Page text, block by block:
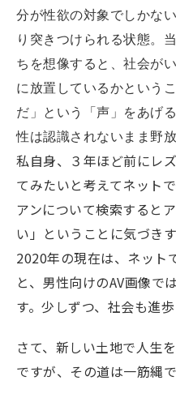
分が性欲の対象でしかな
り突きつけられる状態。
ちを想像すると、社会が
に放置しているかという
だ」という「声」をあげ
性は認識されないまま野
私自身、３年ほど前にレ
てみたいと考えてネット
アンについて検索すると
い」ということに気づき
2020年の現在は、ネット
と、男性向けのAV画像で
す。少しずつ、社会も進
さて、新しい土地で人生
ですが、その道は一筋縄